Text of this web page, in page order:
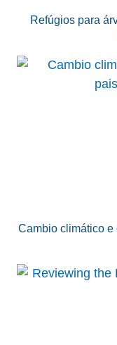
Refúgios para
Cambio climático